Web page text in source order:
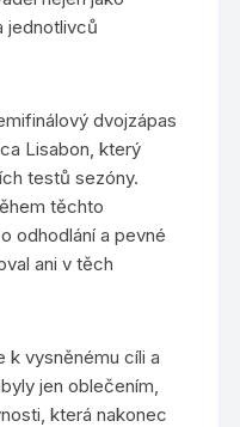
jednotlivců
dvojzápas
Lisabon, který
testů sezóny.
těchto
odhodlání a pevné
ani v těch
k vysněnému cíli a
jen oblečením,
která nakonec